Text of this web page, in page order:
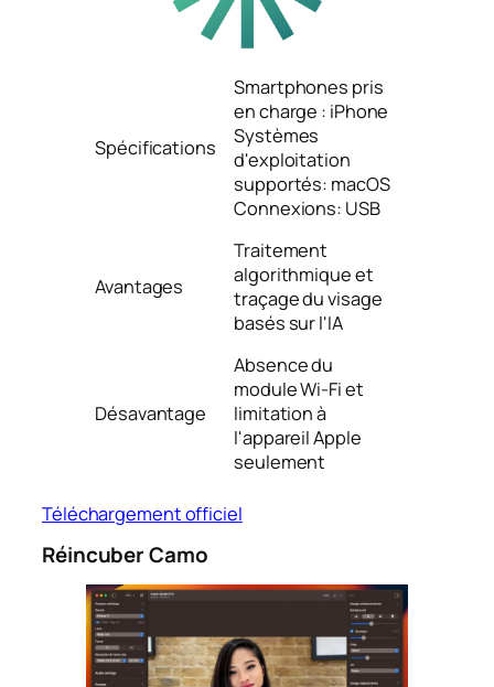
Spécifications
Smartphones pris
en charge : iPhone
Systèmes
d'exploitation
supportés: macOS
Connexions: USB
Avantages
Traitement
algorithmique et
traçage du visage
basés sur l'IA
Désavantage
Absence du
module Wi-Fi et
limitation à
l'appareil Apple
seulement
Téléchargement officiel
Réincuber Camo